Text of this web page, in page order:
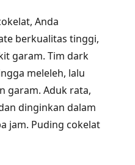
Anda
berkualitas tinggi,
garam. Tim dark
meleleh, lalu
garam. Aduk rata,
dinginkan dalam
jam. Puding cokelat